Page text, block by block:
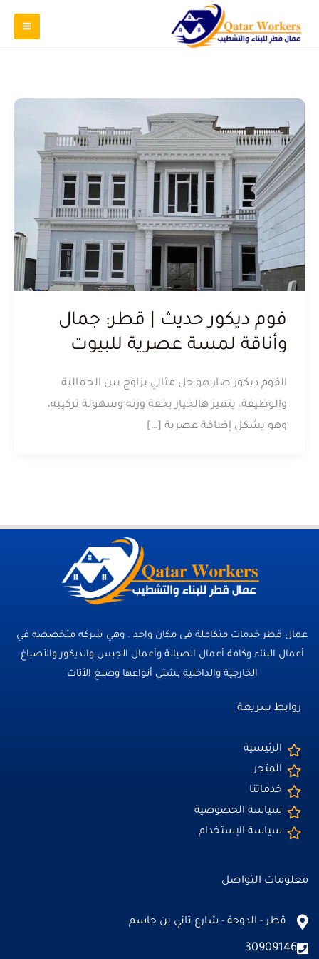
فوم ديكور حديث | قطر: جمال
وأناقة لمسة عصرية للبيوت
الفوم ديكور صار هو حل مثالي يزاوج بين الجمالية
والوظيفة. يتميز هالخيار بخفة وزنه وسهولة تركيبه،
وهو يشكل إضافة عصرية […]
عمال قطر خدمات متكاملة فى مكان واحد . وهي شركه متخصصه في
أعمال البناء وكافة أعمال الصيانة وأعمال الجبس والديكور والأصباغ
الخارجية والداخلية بشتي أنواعها وصبغ الأثاث
روابط سريعة
الرئيسية
المتجر
خدماتنا
سياسة الخصوصية
سياسة الإستخدام
معلومات التواصل
قطر - الدوحة - شارع ثاني بن جاسم
30909146